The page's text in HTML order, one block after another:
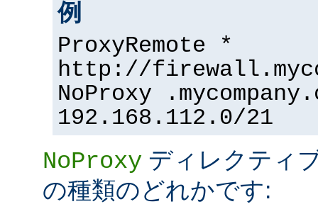
例
ProxyRemote *
http://
NoProxy
192.168.112.0/21
NoProxy ディレクティ
の種類のどれかです: